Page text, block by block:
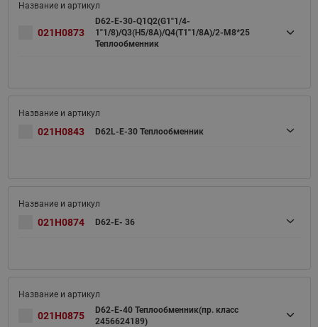
021H0873
D62-E-30-Q1Q2(G1"1/4-
1"1/8)/Q3(H5/8A)/Q4(T1"1/8A)/2-M8*25
Теплообменник
021H0843 D62L-E-30 Теплообменник
021H0874 D62-E- 36
021H0875
D62-E-40 Теплообменник(пр. класс
2456624189)